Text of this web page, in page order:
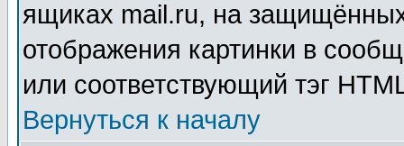
ящиках mail.ru, на
отображения картинки в
или соответствующий тэг
Вернуться к началу